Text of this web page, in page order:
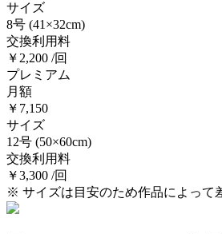
サイズ
8号 (41×32cm)
交換利用料
￥2,200 /回
プレミアム
月額
￥7,150
サイズ
12号 (50×60cm)
交換利用料
￥3,300 /回
※ サイズは目安のため作品によって